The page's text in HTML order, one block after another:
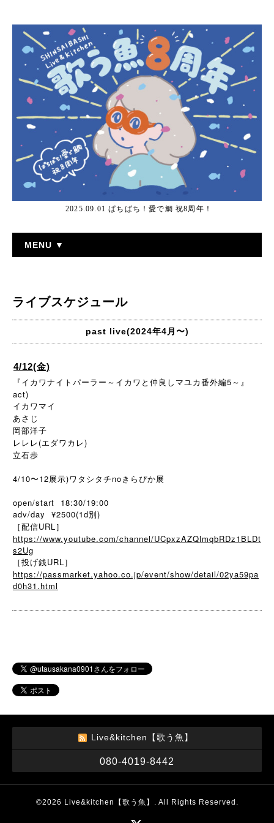
2025.09.01 ぱちぱち！愛で鯛 祝8周年！
MENU ▼
ライブスケジュール
past live(2024年4月〜)
4/12(金)
『イカワナイトパーラー～イカワと仲良しマユカ番外編5～』
act)
イカワマイ
あさじ
岡部洋子
レレレ(エダワカレ)
立石歩
4/10〜12展示)ワタシタチnoきらぴか展
open/start 18:30/19:00
adv/day ¥2500(1d別)
［配信URL］
https://www.youtube.com/channel/UCpxzAZQlmqbRDz1BLDt
s2Ug
［投げ銭URL］
https://passmarket.yahoo.co.jp/event/show/detail/02ya59pa
d0h31.html
Live&kitchen【歌う魚】
080-4019-8442
©2026 Live&kitchen【歌う魚】 . All Rights Reserved.